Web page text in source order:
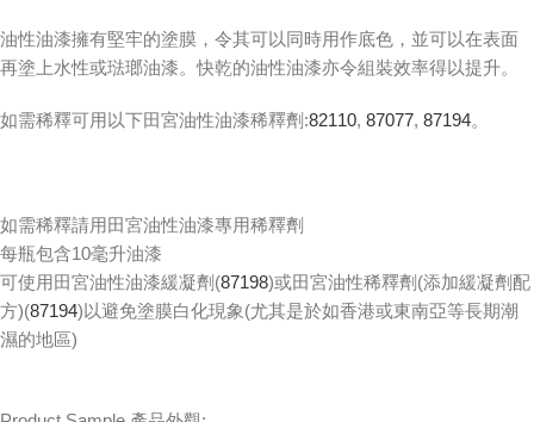
油性油漆擁有堅牢的塗膜，令其可以同時用作底色，並可以在表面
再塗上水性或琺瑯油漆。快乾的油性油漆亦令組裝效率得以提升。
如需稀釋可用以下田宮油性油漆稀釋劑:82110, 87077, 87194。
如需稀釋請用田宮油性油漆專用稀釋劑
每瓶包含10毫升油漆
可使用田宮油性油漆緩凝劑(87198)或田宮油性稀釋劑(添加緩凝劑配
方)(87194)以避免塗膜白化現象(尤其是於如香港或東南亞等長期潮
濕的地區)